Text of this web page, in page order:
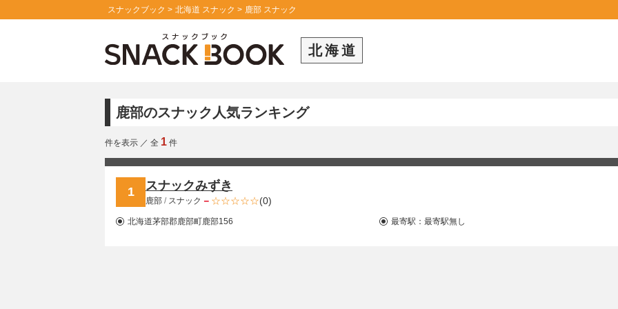
スナックブック 北海道 スナック 鹿部 スナック
北海道
鹿部のスナック人気ランキング
件を表示 ／ 全 1 件
1 スナックみずき
鹿部 / スナック － (0)
北海道茅部郡鹿部町鹿部156 最寄駅： 最寄駅無し